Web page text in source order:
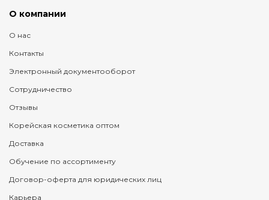
О компании
О нас
Контакты
Электронный документооборот
Сотрудничество
Отзывы
Корейская косметика оптом
Доставка
Обучение по ассортименту
Договор-оферта для юридических лиц
Карьера